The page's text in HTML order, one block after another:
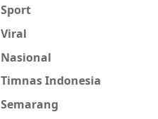
Sport
Viral
Nasional
Timnas Indonesia
Semarang